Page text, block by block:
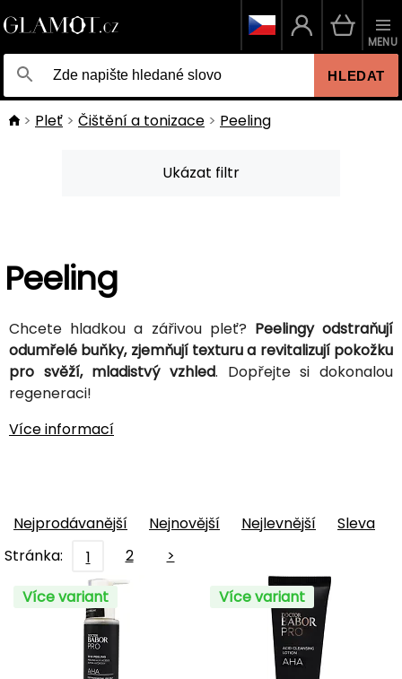
HLEDAT
MENU
Pleť Čištění a tonizace Peeling
Ukázat filtr
Peeling
Chcete hladkou a zářivou pleť? Peelingy odstraňují
odumřelé buňky, zjemňují texturu a revitalizují pokožku
pro svěží, mladistvý vzhled. Dopřejte si dokonalou
regeneraci!
Více informací
Nejprodávanější Nejnovější Nejlevnější
Sleva
Stránka:
1 2
>
Více variant
Více variant